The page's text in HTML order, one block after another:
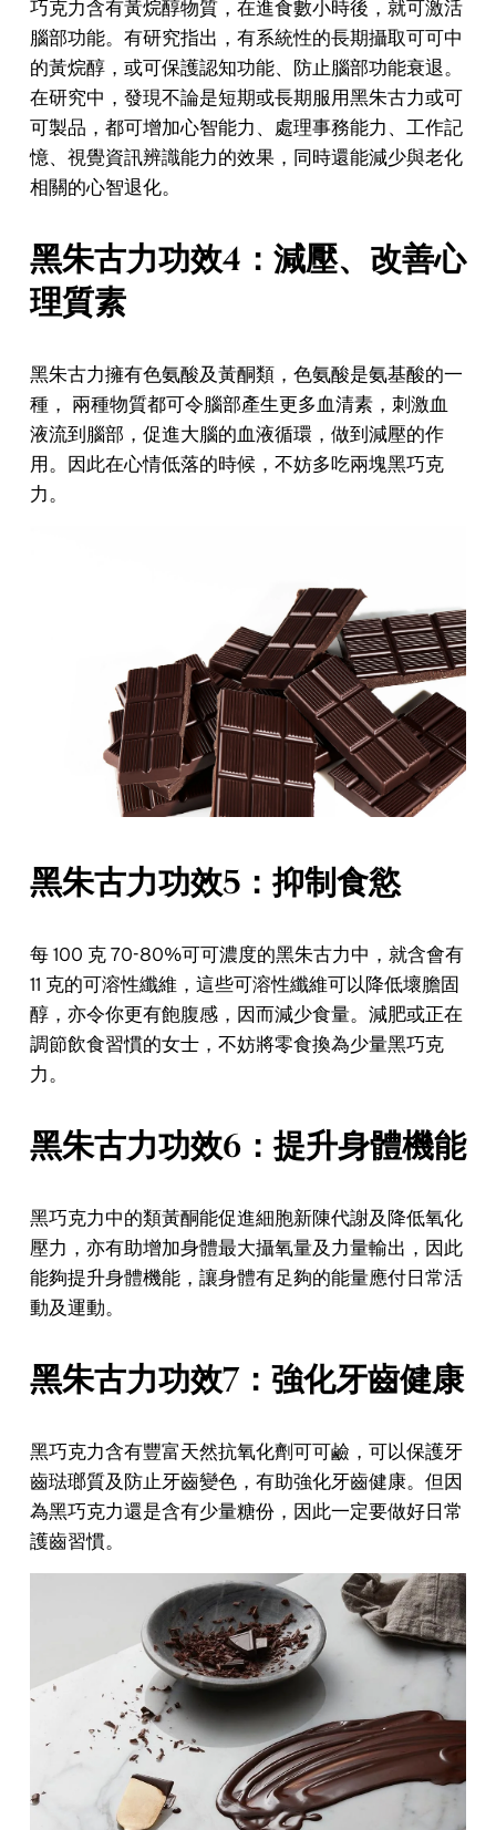
巧克力含有黃烷醇物質，在進食數小時後，就可激活
腦部功能。有研究指出，有系統性的長期攝取可可中
的黃烷醇，或可保護認知功能、防止腦部功能衰退。
在研究中，發現不論是短期或長期服用黑朱古力或可
可製品，都可增加心智能力、處理事務能力、工作記
憶、視覺資訊辨識能力的效果，同時還能減少與老化
相關的心智退化。
黑朱古力功效4：減壓、改善心
理質素
黑朱古力擁有色氨酸及黃酮類，色氨酸是氨基酸的一
種， 兩種物質都可令腦部產生更多血清素，刺激血
液流到腦部，促進大腦的血液循環，做到減壓的作
用。因此在心情低落的時候，不妨多吃兩塊黑巧克
力。
黑朱古力功效5：抑制食慾
每 100 克 70-80%可可濃度的黑朱古力中，就含會有
11 克的可溶性纖維，這些可溶性纖維可以降低壞膽固
醇，亦令你更有飽腹感，因而減少食量。減肥或正在
調節飲食習慣的女士，不妨將零食換為少量黑巧克
力。
黑朱古力功效6：提升身體機能
黑巧克力中的類黃酮能促進細胞新陳代謝及降低氧化
壓力，亦有助增加身體最大攝氧量及力量輸出，因此
能夠提升身體機能，讓身體有足夠的能量應付日常活
動及運動。
黑朱古力功效7：強化牙齒健康
黑巧克力含有豐富天然抗氧化劑可可鹼，可以保護牙
齒琺瑯質及防止牙齒變色，有助強化牙齒健康。但因
為黑巧克力還是含有少量糖份，因此一定要做好日常
護齒習慣。